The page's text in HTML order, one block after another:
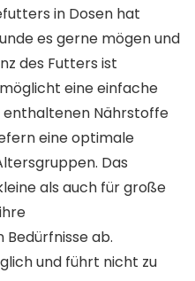
in Dosen hat
es gerne mögen und
des Futters ist
eine einfache
enthaltenen Nährstoffe
eine optimale
Das
als auch für große
ab.
und führt nicht zu